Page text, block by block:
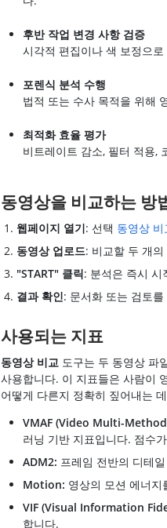
후반 작업 변경 사항 검증
시각적 편집이나 색 보정으
포렌식 분석 수행
법적 또는 수사 목적을 위해
최적화 효율 평가
비트레이트 감소, 필터 적용,
동영상을 비교하는 방
웹페이지 열기: 선택 동영상 비
동영상 업로드: 비교할 두 개
"START" 클릭: 분석은 즉시 시
결과 확인: 문서화 또는 검토
사용되는 지표
동영상 비교도구는 두 동영상 파
사용합니다. 이 지표들은 사람이
어떻게 다른지 정확히 짚어내는
VMAF (Video Multi-
러닝 기반 지표입니다. 점수
ADM2: 프레임 전반의 디테
Motion: 영상의 모션 에너
VIF (Visual Information
합니다.